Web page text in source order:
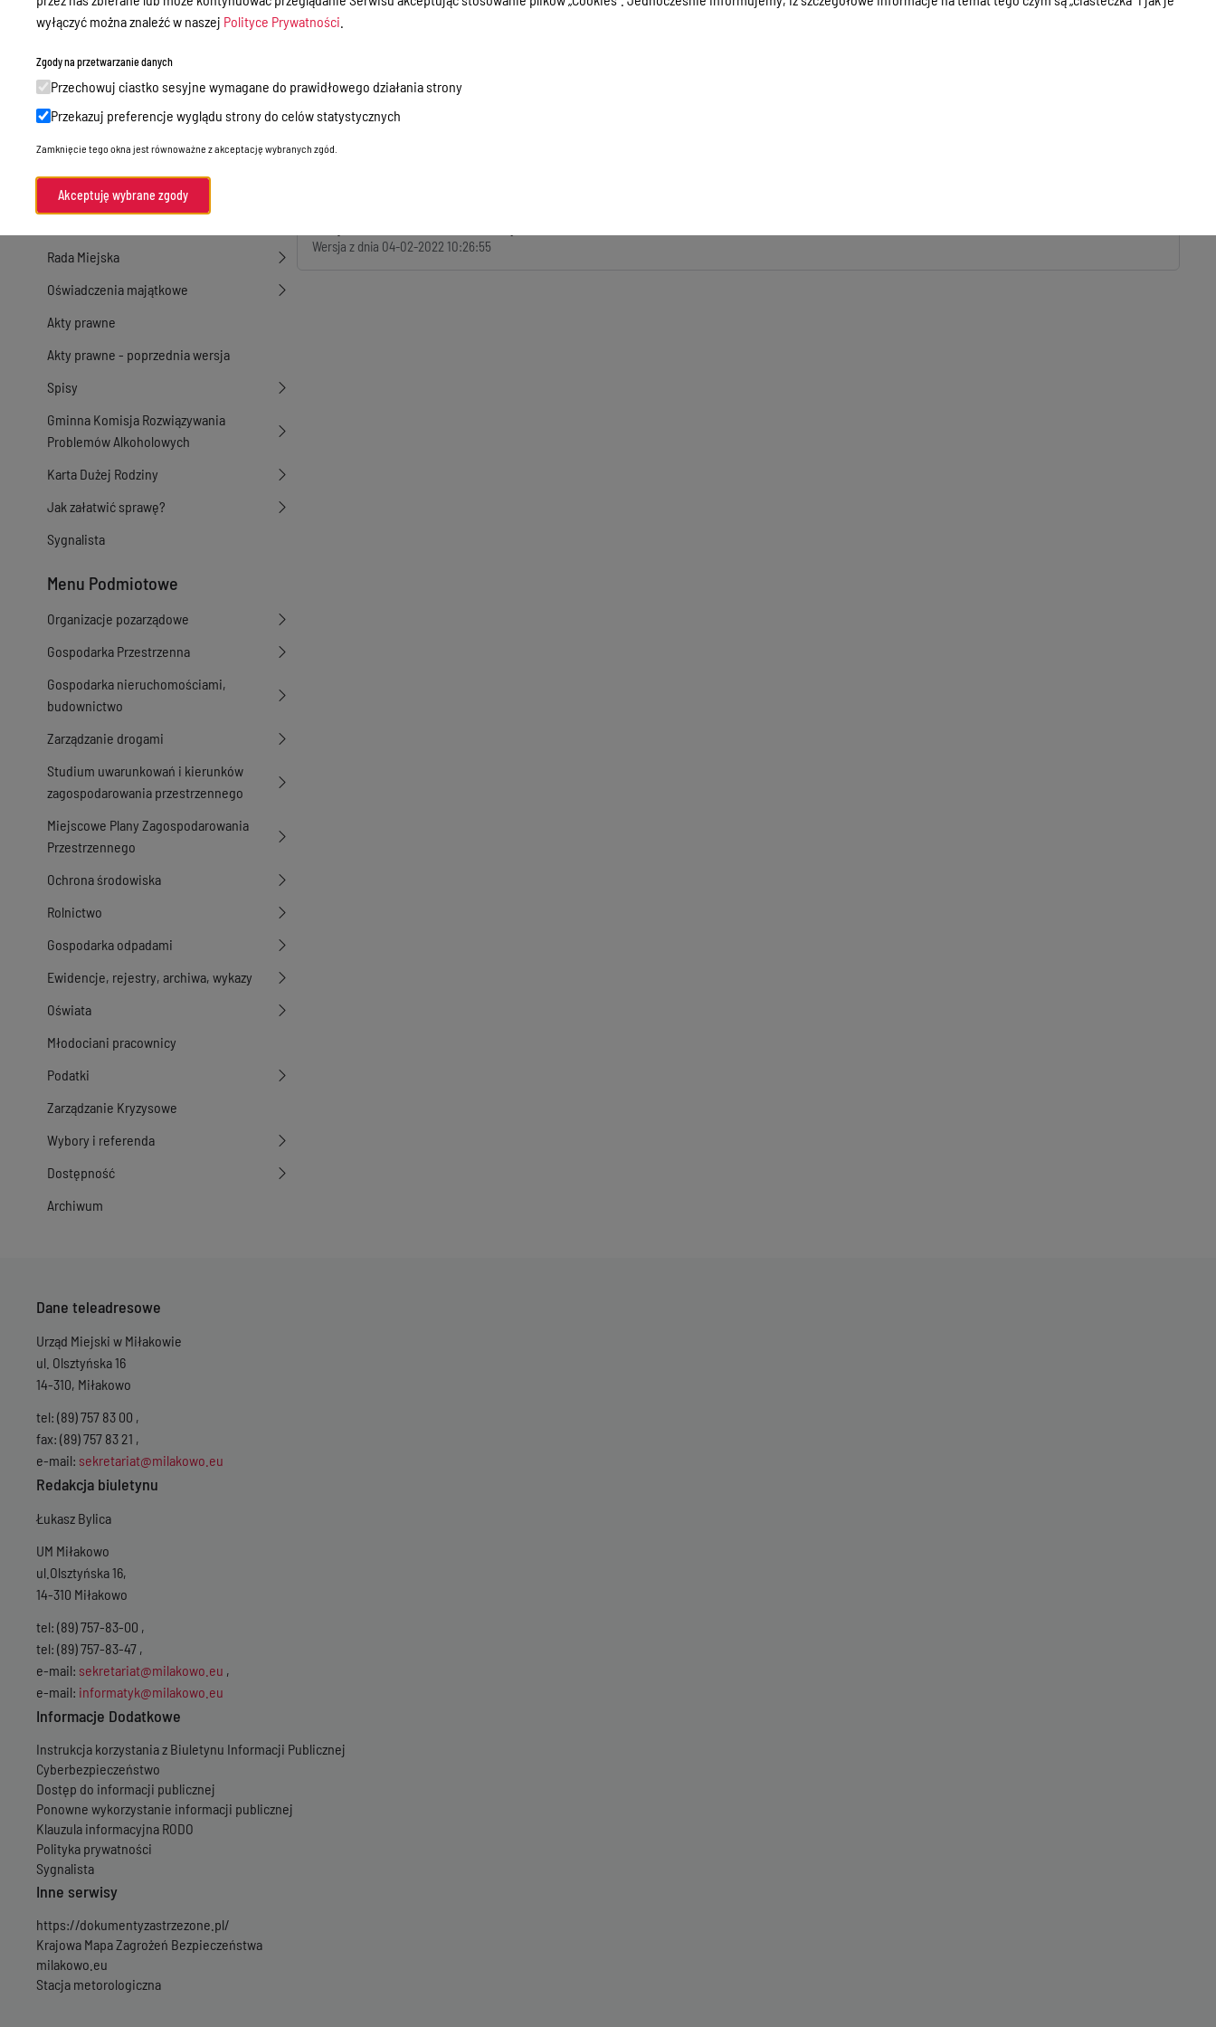
Przetargi
Ogłoszenia
Petycje
Nabór
Dyżury Aptek w Powiecie Ostródzkim
Komunikacja publiczna
Rada Miejska
Oświadczenia majątkowe
Akty prawne
Akty prawne - poprzednia wersja
Spisy
Gminna Komisja Rozwiązywania
Problemów Alkoholowych
Karta Dużej Rodziny
Jak załatwić sprawę?
Sygnalista
Menu Podmiotowe
Organizacje pozarządowe
Gospodarka Przestrzenna
Gospodarka nieruchomościami,
budownictwo
Zarządzanie drogami
Studium uwarunkowań i kierunków
zagospodarowania przestrzennego
Miejscowe Plany Zagospodarowania
Przestrzennego
Ochrona środowiska
Rolnictwo
Gospodarka odpadami
Ewidencje, rejestry, archiwa, wykazy
Oświata
Młodociani pracownicy
Podatki
Zarządzanie Kryzysowe
Wybory i referenda
Dostępność
Archiwum
Czas publikacji informacji:
Osoba, która opublikowała informację:
Czas zmiany informacji:
Wersja z dnia 04-02-2022 10:26:55
Dane teleadresowe
Urząd Miejski w Miłakowie
ul. Olsztyńska 16
14-310, Miłakowo
tel: (89) 757 83 00 ,
fax: (89) 757 83 21 ,
e-mail: sekretariat@milakowo.eu
Redakcja biuletynu
Łukasz Bylica
UM Miłakowo
ul.Olsztyńska 16,
14-310 Miłakowo
tel: (89) 757-83-00 ,
tel: (89) 757-83-47 ,
e-mail: sekretariat@milakowo.eu ,
e-mail: informatyk@milakowo.eu
Informacje Dodatkowe
Instrukcja korzystania z Biuletynu Informacji Publicznej
Cyberbezpieczeństwo
Dostęp do informacji publicznej
Ponowne wykorzystanie informacji publicznej
Klauzula informacyjna RODO
Polityka prywatności
Sygnalista
Inne serwisy
https://dokumentyzastrzezone.pl/
Krajowa Mapa Zagrożeń Bezpieczeństwa
milakowo.eu
Stacja metorologiczna
wyłączyć można znaleźć w naszej Polityce Prywatności
Zgody na przetwarzanie danych
Przechowuj ciastko sesyjne wymagane do prawidłowego działania strony
Przekazuj preferencje wyglądu strony do celów statystycznych
Zamknięcie tego okna jest równoważne z akceptację wybranych zgód.
Akceptuję wybrane zgody